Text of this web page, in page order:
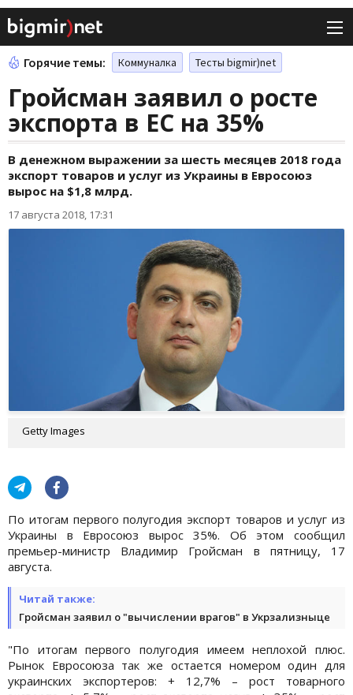
Горячие темы: Коммуналка Тесты bigmir)net
Гройсман заявил о росте
экспорта в ЕС на 35%
В денежном выражении за шесть месяцев 2018 года
экспорт товаров и услуг из Украины в Евросоюз
вырос на $1,8 млрд.
17 августа 2018, 17:31
Getty Images
По итогам первого полугодия экспорт товаров и услуг из
Украины в Евросоюз вырос 35%. Об этом сообщил
премьер-министр Владимир Гройсман в пятницу, 17
августа.
Читай также:
Гройсман заявил о "вычислении врагов" в Укрзализныце
"По итогам первого полугодия имеем неплохой плюс.
Рынок Евросоюза так же остается номером один для
украинских экспортеров: + 12,7% – рост товарного